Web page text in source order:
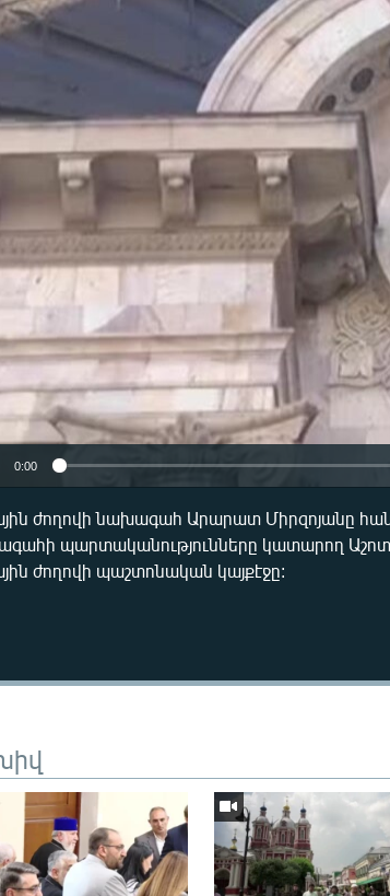
Auto
0:00
ժողովի նախագահ Արարատ Միրզոյանը
պարտականությունները կատարող Աշոտ
ժողովի պաշտոնական կայքէջը: